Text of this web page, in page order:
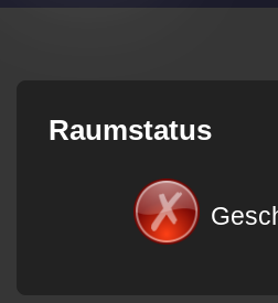
Raumstatus